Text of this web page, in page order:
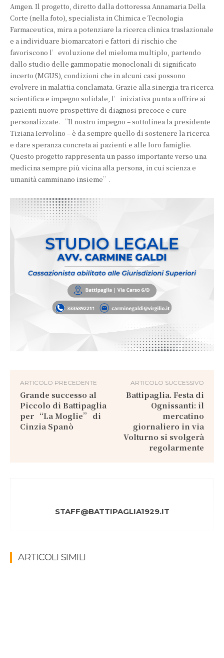
Amgen. Il progetto, diretto dalla dottoressa Annamaria Della
Corte (nella foto), specialista in Chimica e Tecnologia
Farmaceutica, mira a potenziare la ricerca clinica traslazionale
e a individuare biomarcatori e fattori di rischio che
favoriscono l’evoluzione del mieloma multiplo, partendo
dallo studio delle gammopatie monoclonali di significato
incerto (MGUS), condizioni che in alcuni casi possono
evolvere in malattia conclamata. Grazie alla sinergia tra ricerca
scientifica e impegno solidale, l’iniziativa punta a offrire ai
pazienti nuove prospettive di diagnosi precoce e cure
personalizzate. “Il nostro impegno – sottolinea la presidente
Tiziana Iervolino – è da sempre quello di sostenere la ricerca
e dare speranza concreta ai pazienti e alle loro famiglie.
Questo progetto rappresenta un passo importante verso una
medicina sempre più vicina alla persona, in cui scienza e
umanità camminano insieme”.
ARTICOLO PRECEDENTE
Grande successo al
Piccolo di Battipaglia
per “La Moglie” di
Cinzia Spanò
ARTICOLO SUCCESSIVO
Battipaglia. Festa di
Ognissanti: il
mercatino
giornaliero in via
Volturno si svolgerà
regolarmente
STAFF@BATTIPAGLIA1929.IT
ARTICOLI SIMILI